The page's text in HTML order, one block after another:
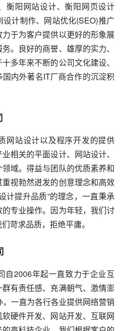
衡阳网站设计、衡阳网页设计
计制作、网站优化(SEO)推广
于为客户提供以更好的形象展
。良好的商誉、雄厚的实力、
多年来不断的公司文化建设、
内外著名IT厂商合作的沉淀积
网站设计以及程序开发的提供
相关的平面设计、网站设计、
域。得益与团队的优质素养和
视勃然迸发的创意理念和高效
计提升品质”的理念，一直秉承
专业操作。因为年轻，我们讨
苛求品质，拒绝平庸。
自2006年起一直致力于企业互
有责任感、充满朝气、激情澎
一直为各行各业提供网络营销
硬件开发、网站开发、互联网